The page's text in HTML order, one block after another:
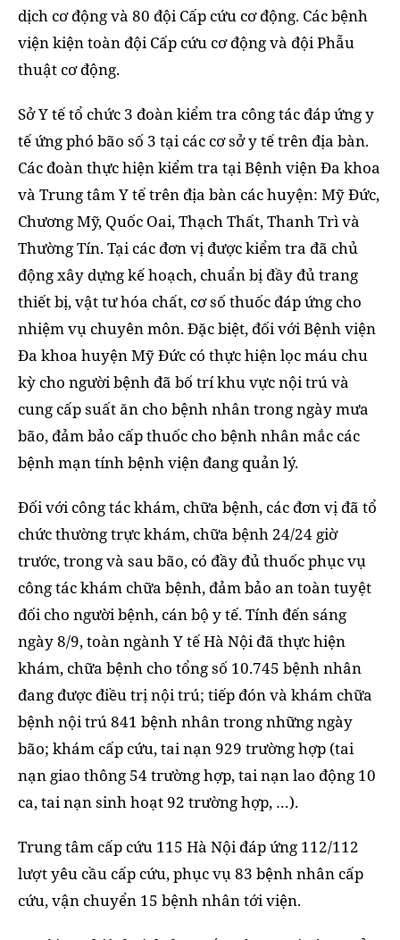
dịch cơ động và 80 đội Cấp cứu cơ động. Các bệnh
viện kiện toàn đội Cấp cứu cơ động và đội Phẫu
thuật cơ động.
Sở Y tế tổ chức 3 đoàn kiểm tra công tác đáp ứng y
tế ứng phó bão số 3 tại các cơ sở y tế trên địa bàn.
Các đoàn thực hiện kiểm tra tại Bệnh viện Đa khoa
và Trung tâm Y tế trên địa bàn các huyện: Mỹ Đức,
Chương Mỹ, Quốc Oai, Thạch Thất, Thanh Trì và
Thường Tín. Tại các đơn vị được kiểm tra đã chủ
động xây dựng kế hoạch, chuẩn bị đầy đủ trang
thiết bị, vật tư hóa chất, cơ số thuốc đáp ứng cho
nhiệm vụ chuyên môn. Đặc biệt, đối với Bệnh viện
Đa khoa huyện Mỹ Đức có thực hiện lọc máu chu
kỳ cho người bệnh đã bố trí khu vực nội trú và
cung cấp suất ăn cho bệnh nhân trong ngày mưa
bão, đảm bảo cấp thuốc cho bệnh nhân mắc các
bệnh mạn tính bệnh viện đang quản lý.
Đối với công tác khám, chữa bệnh, các đơn vị đã tổ
chức thường trực khám, chữa bệnh 24/24 giờ
trước, trong và sau bão, có đầy đủ thuốc phục vụ
công tác khám chữa bệnh, đảm bảo an toàn tuyệt
đối cho người bệnh, cán bộ y tế. Tính đến sáng
ngày 8/9, toàn ngành Y tế Hà Nội đã thực hiện
khám, chữa bệnh cho tổng số 10.745 bệnh nhân
đang được điều trị nội trú; tiếp đón và khám chữa
bệnh nội trú 841 bệnh nhân trong những ngày
bão; khám cấp cứu, tai nạn 929 trường hợp (tai
nạn giao thông 54 trường hợp, tai nạn lao động 10
ca, tai nạn sinh hoạt 92 trường hợp, …).
Trung tâm cấp cứu 115 Hà Nội đáp ứng 112/112
lượt yêu cầu cấp cứu, phục vụ 83 bệnh nhân cấp
cứu, vận chuyển 15 bệnh nhân tới viện.